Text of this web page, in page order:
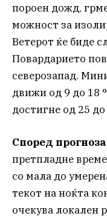
пороен дожд,
можност за
Ветерот ќе биде
Повардарието
северозапад.
движи од 9 до 18
достигне од 25 до
Според
претпладне
со мала до
текот на ноќта
очекува локален